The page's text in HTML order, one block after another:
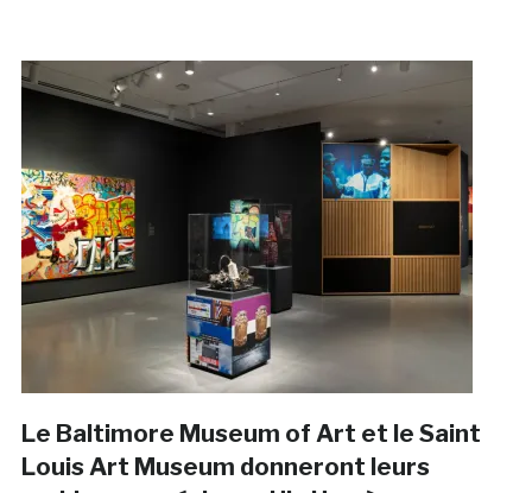
Le Baltimore Museum of Art et le Saint
Louis Art Museum donneront leurs